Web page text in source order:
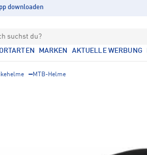
downloaden
suchst du?
MARKEN AKTUELLE WERBUNG
MTB-Helme